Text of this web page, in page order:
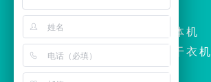
送布机
双扉洗脱烘一体机
全封闭全自动干衣机